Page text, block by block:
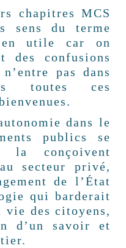
chapitres MCS
sens du terme
utile car on
des confusions
pas dans
toutes ces
dans le
publics se
la conçoivent
secteur privé,
de l’État
qui barderait
vie des citoyens,
d’un savoir et